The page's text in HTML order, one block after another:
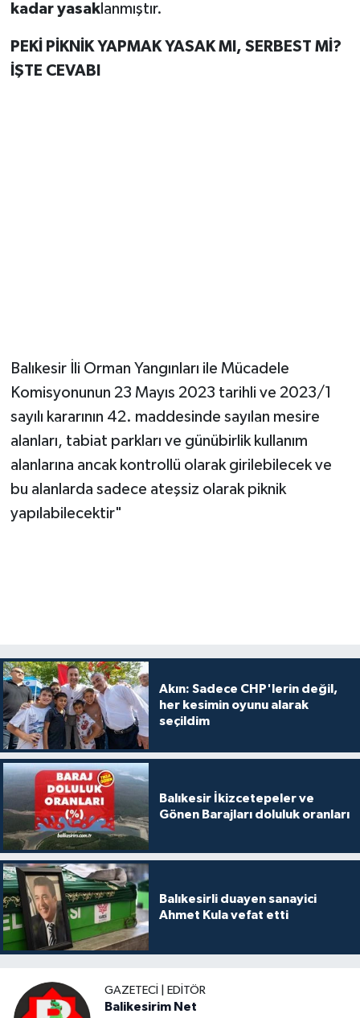
kadar yasaklanmıştır.
PEKİ PİKNİK YAPMAK YASAK MI, SERBEST Mİ?
İŞTE CEVABI
Balıkesir İli Orman Yangınları ile Mücadele
Komisyonunun 23 Mayıs 2023 tarihli ve 2023/1
sayılı kararının 42. maddesinde sayılan mesire
alanları, tabiat parkları ve günübirlik kullanım
alanlarına ancak kontrollü olarak girilebilecek ve
bu alanlarda sadece ateşsiz olarak piknik
yapılabilecektir"
Akın: Sadece CHP'lerin değil,
her kesimin oyunu alarak
seçildim
Balıkesir İkizcetepeler ve
Gönen Barajları doluluk oranları
Balıkesirli duayen sanayici
Ahmet Kula vefat etti
GAZETECI | EDITÖR
Balikesirim Net